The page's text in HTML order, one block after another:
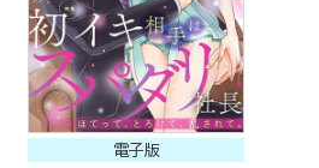
電子版